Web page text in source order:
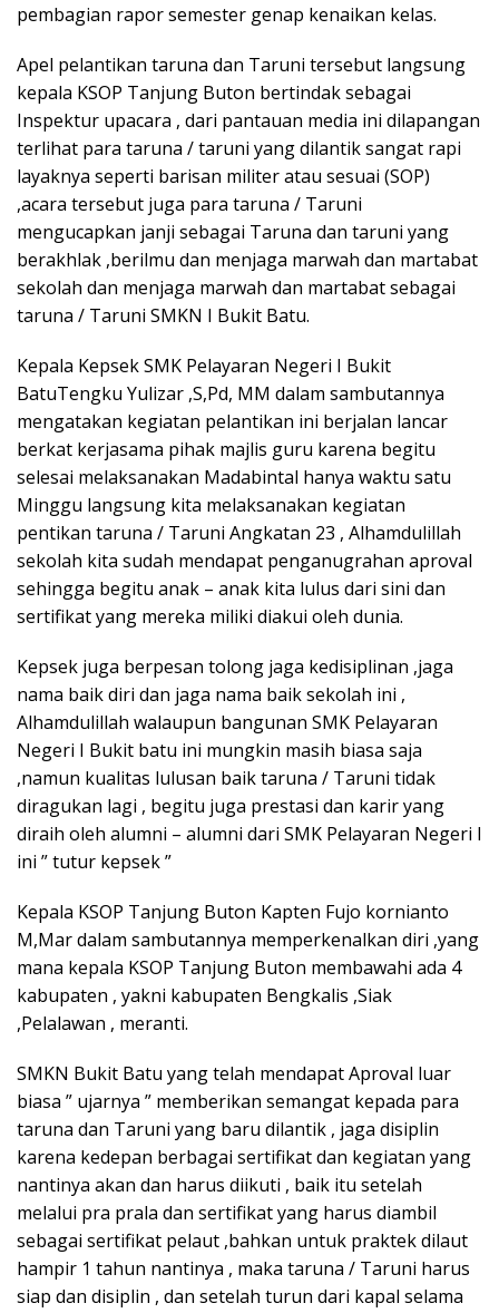
pembagian rapor semester genap kenaikan kelas.
Apel pelantikan taruna dan Taruni tersebut langsung
kepala KSOP Tanjung Buton bertindak sebagai
Inspektur upacara , dari pantauan media ini dilapangan
terlihat para taruna / taruni yang dilantik sangat rapi
layaknya seperti barisan militer atau sesuai (SOP)
,acara tersebut juga para taruna / Taruni
mengucapkan janji sebagai Taruna dan taruni yang
berakhlak ,berilmu dan menjaga marwah dan martabat
sekolah dan menjaga marwah dan martabat sebagai
taruna / Taruni SMKN I Bukit Batu.
Kepala Kepsek SMK Pelayaran Negeri I Bukit
BatuTengku Yulizar ,S,Pd, MM dalam sambutannya
mengatakan kegiatan pelantikan ini berjalan lancar
berkat kerjasama pihak majlis guru karena begitu
selesai melaksanakan Madabintal hanya waktu satu
Minggu langsung kita melaksanakan kegiatan
pentikan taruna / Taruni Angkatan 23 , Alhamdulillah
sekolah kita sudah mendapat penganugrahan aproval
sehingga begitu anak – anak kita lulus dari sini dan
sertifikat yang mereka miliki diakui oleh dunia.
Kepsek juga berpesan tolong jaga kedisiplinan ,jaga
nama baik diri dan jaga nama baik sekolah ini ,
Alhamdulillah walaupun bangunan SMK Pelayaran
Negeri I Bukit batu ini mungkin masih biasa saja
,namun kualitas lulusan baik taruna / Taruni tidak
diragukan lagi , begitu juga prestasi dan karir yang
diraih oleh alumni – alumni dari SMK Pelayaran Negeri I
ini ” tutur kepsek ”
Kepala KSOP Tanjung Buton Kapten Fujo kornianto
M,Mar dalam sambutannya memperkenalkan diri ,yang
mana kepala KSOP Tanjung Buton membawahi ada 4
kabupaten , yakni kabupaten Bengkalis ,Siak
,Pelalawan , meranti.
SMKN Bukit Batu yang telah mendapat Aproval luar
biasa ” ujarnya ” memberikan semangat kepada para
taruna dan Taruni yang baru dilantik , jaga disiplin
karena kedepan berbagai sertifikat dan kegiatan yang
nantinya akan dan harus diikuti , baik itu setelah
melalui pra prala dan sertifikat yang harus diambil
sebagai sertifikat pelaut ,bahkan untuk praktek dilaut
hampir 1 tahun nantinya , maka taruna / Taruni harus
siap dan disiplin , dan setelah turun dari kapal selama